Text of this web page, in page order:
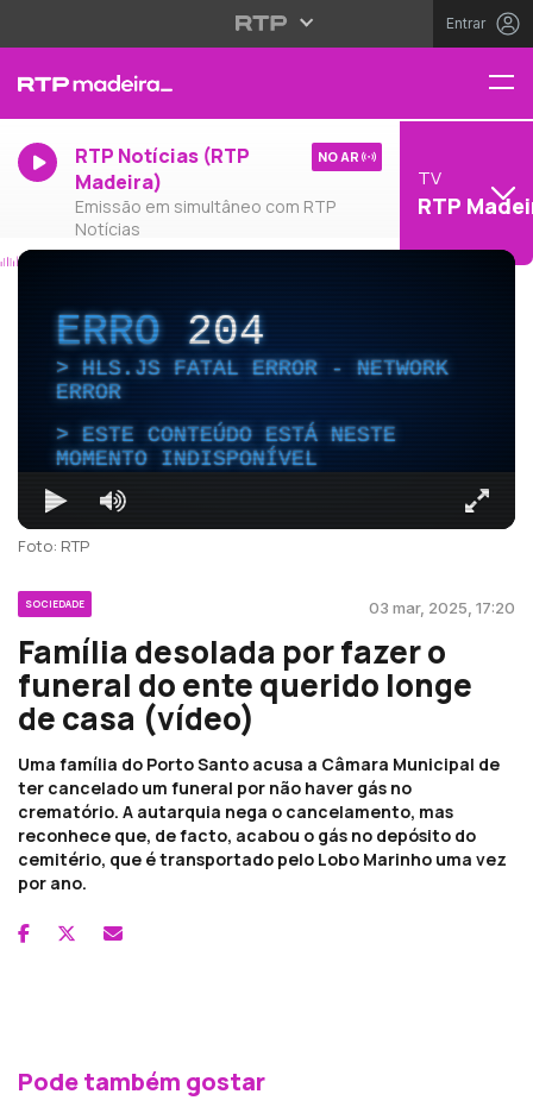
Entrar
RTP Notícias (RTP
Madeira)
Emissão em simultâneo com RTP
Notícias
NO AR
TV
RTP
ERRO204
HLS.JS FATAL ERROR - NETWORK
ERROR
ESTE CONTEÚDO ESTÁ NESTE
MOMENTO INDISPONÍVEL
Foto: RTP
SOCIEDADE 03 mar, 2025, 17:20
Família desolada por fazer o
funeral do ente querido longe
de casa (vídeo)
Uma família do Porto Santo acusa a Câmara Municipal de
ter cancelado um funeral por não haver gás no
crematório. A autarquia nega o cancelamento, mas
reconhece que, de facto, acabou o gás no depósito do
cemitério, que é transportado pelo Lobo Marinho uma vez
por ano.
Pode também gostar